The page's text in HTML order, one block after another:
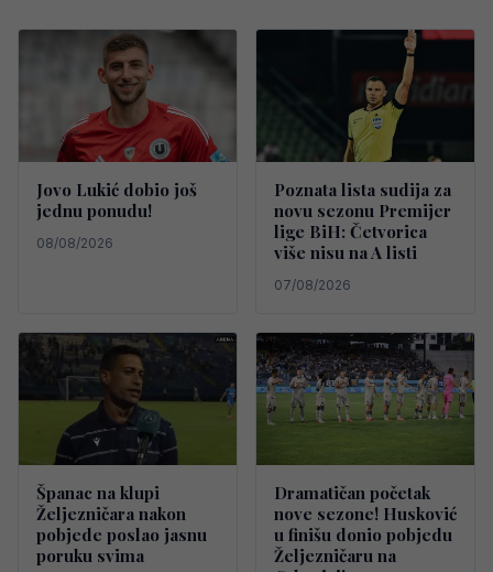
Jovo Lukić dobio još
jednu ponudu!
08/08/2026
Poznata lista sudija za
novu sezonu Premijer
lige BiH: Četvorica
više nisu na A listi
07/08/2026
Španac na klupi
Željezničara nakon
pobjede poslao jasnu
poruku svima
Dramatičan početak
nove sezone! Husković
u finišu donio pobjedu
Željezničaru na